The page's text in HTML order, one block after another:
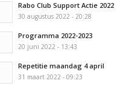
Rabo Club Support Actie 2022
30 augustus 2022 - 20:28
Programma 2022-2023
20 juni 2022 - 13:43
Repetitie maandag 4 april
31 maart 2022 - 09:23